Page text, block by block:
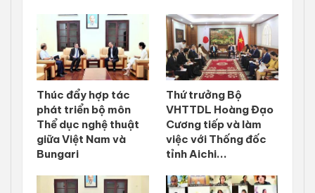
Thúc đẩy hợp tác
phát triển bộ môn
Thể dục nghệ thuật
giữa Việt Nam và
Bungari
Thứ trưởng Bộ
VHTTDL Hoàng Đạo
Cương tiếp và làm
việc với Thống đốc
tỉnh Aichi...